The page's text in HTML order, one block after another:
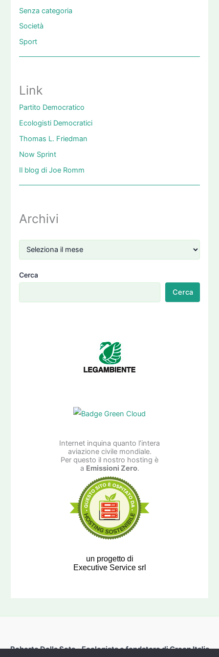
Senza categoria
Società
Sport
Link
Partito Democratico
Ecologisti Democratici
Thomas L. Friedman
Now Sprint
Il blog di Joe Romm
Archivi
Cerca
Cerca
Internet inquina quanto l’intera
aviazione civile mondiale.
Per questo il nostro hosting è
a Emissioni Zero.
un progetto di
Executive Service srl
Roberto Della Seta - Ecologista e fondatore di Green Italia